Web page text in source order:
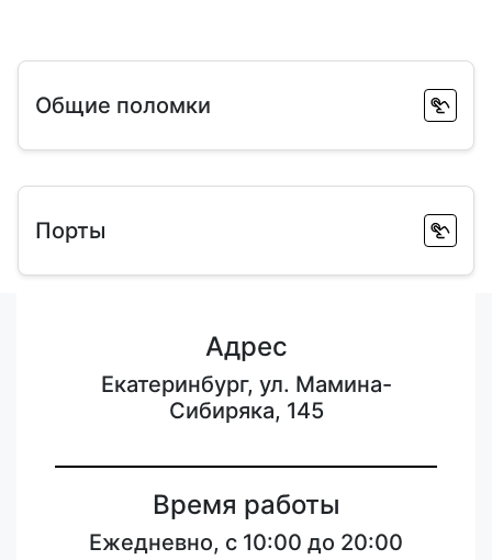
Общие поломки
Порты
Адрес
Екатеринбург, ул. Мамина-
Сибиряка, 145
Время работы
Ежедневно, с 10:00 до 20:00